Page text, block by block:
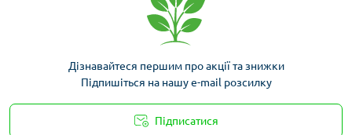
Дізнавайтеся першим про акції та знижки
Підпишіться на нашу e-mail розсилку
Підписатися